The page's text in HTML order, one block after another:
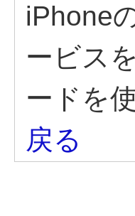
iPhone
ービス
ードを
戻る